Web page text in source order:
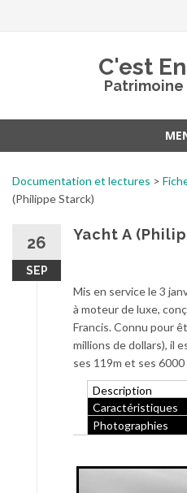
C'est
Patrimoine
contenu
Documentation et lectures >
(Philippe Starck)
26
SEP
Yacht A
Mis en service le 3
à moteur de luxe,
Francis. Connu pour
millions de dollars), il
ses 119m et ses
Description
Caractéristiques
Photographies